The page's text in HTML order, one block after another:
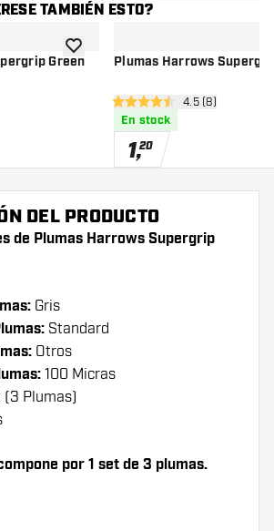
TAMBIÉN ESTO?
Green
reseñas
añadir a la lista de deseos
Plumas Harrows
abrir panel de
4.5 estrellas de puntuación
4.5 (8)
En stock
1,20
DEL PRODUCTO
de Plumas Harrows Supergrip
Gris
Standard
Otros
100 Micras
(3 Plumas)
por 1 set de 3 plumas.